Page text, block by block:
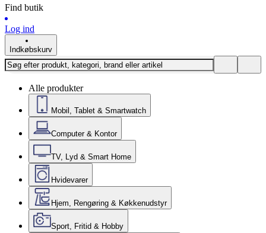
Find butik
Log ind
Indkøbskurv
Alle produkter
Mobil, Tablet & Smartwatch
Computer & Kontor
TV, Lyd & Smart Home
Hvidevarer
Hjem, Rengøring & Køkkenudstyr
Sport, Fritid & Hobby